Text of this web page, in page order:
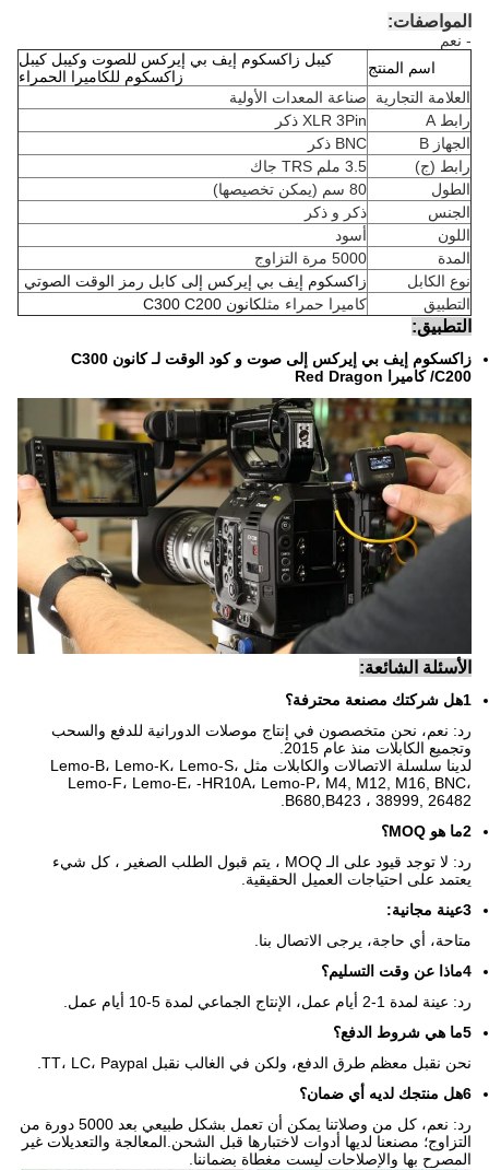
المواصفات:
- نعم
اسم المنتج
كيبل زاكسكوم إيف بي إيركس للصوت وكيبل كيبل
زاكسكوم للكاميرا الحمراء
العلامة التجارية
صناعة المعدات الأولية
رابط A
XLR 3Pin ذكر
الجهاز B
BNC ذكر
رابط (ج)
3.5 ملم TRS جاك
الطول
80 سم (يمكن تخصيصها)
الجنس
ذكر و ذكر
اللون
أسود
المدة
5000 مرة التزاوج
نوع الكابل
زاكسكوم إيف بي إيركس إلى كابل رمز الوقت الصوتي
التطبيق
كاميرا حمراء مثلكانون C300 C200
التطبيق:
زاكسكوم إيف بي إيركس إلى صوت و كود الوقت لـ كانون C300
C200/ كاميرا Red Dragon
الأسئلة الشائعة:
1هل شركتك مصنعة محترفة؟
رد: نعم، نحن متخصصون في إنتاج موصلات الدورانية للدفع والسحب
وتجميع الكابلات منذ عام 2015.
لدينا سلسلة الاتصالات والكابلات مثل Lemo-B، Lemo-K، Lemo-S،
Lemo-F، Lemo-E، -HR10A، Lemo-P، M4, M12, M16, BNC،
B680,B423 ، 38999, 26482.
2ما هو MOQ؟
رد: لا توجد قيود على الـ MOQ ، يتم قبول الطلب الصغير ، كل شيء
يعتمد على احتياجات العميل الحقيقية.
3عينة مجانية:
متاحة، أي حاجة، يرجى الاتصال بنا.
4ماذا عن وقت التسليم؟
رد: عينة لمدة 1-2 أيام عمل، الإنتاج الجماعي لمدة 5-10 أيام عمل.
5ما هي شروط الدفع؟
نحن نقبل معظم طرق الدفع، ولكن في الغالب نقبل TT، LC، Paypal.
6هل منتجك لديه أي ضمان؟
رد: نعم، كل من وصلاتنا يمكن أن تعمل بشكل طبيعي بعد 5000 دورة من
التزاوج؛ مصنعنا لديها أدوات لاختبارها قبل الشحن.المعالجة والتعديلات غير
المصرح بها والإصلاحات ليست مغطاة بضماننا.